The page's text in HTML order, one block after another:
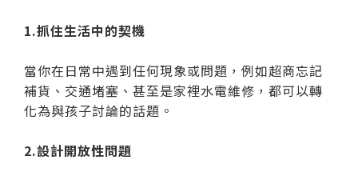
1.抓住生活中的契機
當你在日常中遇到任何現象或問題，例如超商忘記
補貨、交通堵塞、甚至是家裡水電維修，都可以轉
化為與孩子討論的話題。
2.設計開放性問題